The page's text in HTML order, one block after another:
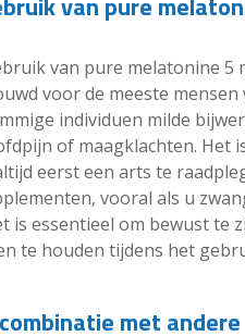
van pure melatonine 5
voor de meeste mensen
individuen milde
of maagklachten. Het
eerst een arts te
vooral als u
essentieel om bewust te
te houden tijdens het
met andere